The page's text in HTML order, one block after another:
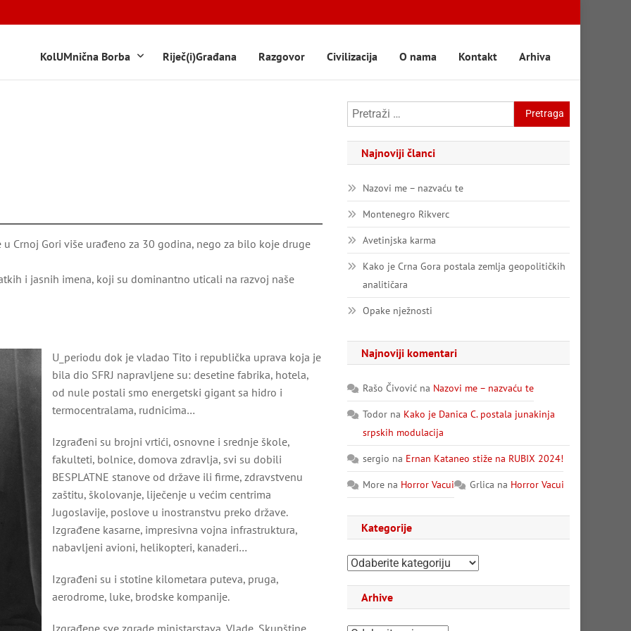
KolUMnična Borba Riječ(i)Građana Razgovor Civilizacija O nama Kontakt Arhiva
Crnoj Gori više urađeno za 30 godina, nego za bilo koje druge
i jasnih imena, koji su dominantno uticali na razvoj naše
U_periodu dok je vladao Tito i republička uprava koja je
bila dio SFRJ napravljene su: desetine fabrika, hotela,
od nule postali smo energetski gigant sa hidro i
termocentralama, rudnicima…
Izgrađeni su brojni vrtići, osnovne i srednje škole,
fakulteti, bolnice, domova zdravlja, svi su dobili
BESPLATNE stanove od države ili firme, zdravstvenu
zaštitu, školovanje, liječenje u većim centrima
Jugoslavije, poslove u inostranstvu preko države.
Izgrađene kasarne, impresivna vojna infrastruktura,
nabavljeni avioni, helikopteri, kanaderi…
Izgrađeni su i stotine kilometara puteva, pruga,
aerodrome, luke, brodske kompanije.
Izgrađene sve zgrade ministarstava, Vlade, Skupštine,
Pretraga:
Najnoviji članci
Nazovi me – nazvaću te
Montenegro Rikverc
Avetinjska karma
Kako je Crna Gora postala zemlja geopolitičkih
analitičara
Opake nježnosti
Najnoviji komentari
Rašo Čivović na Nazovi me – nazvaću te
Todor na Kako je Danica C. postala junakinja
srpskih modulacija
sergio na Ernan Kataneo stiže na RUBIX 2024!
More na Horror Vacui Grlica na Horror Vacui
Kategorije
Kategorije
Arhive